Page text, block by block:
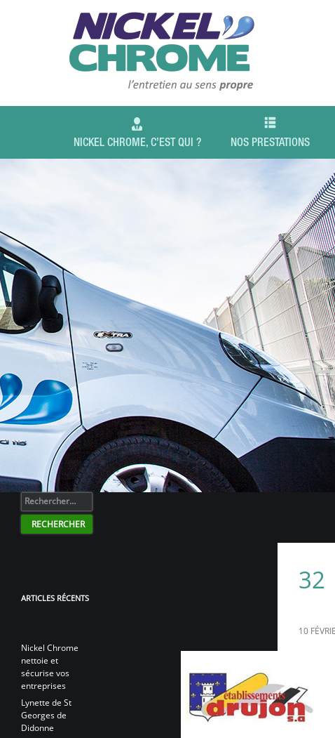
NICKEL CHROME, C’EST QUI ? NOS PRESTATIONS
32
10
Rechercher :
ARTICLES RÉCENTS
Nickel Chrome
nettoie et
sécurise vos
entreprises
Lynette de St
Georges de
Didonne